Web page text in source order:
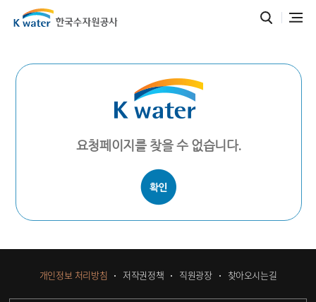
요청페이지를 찾을 수 없습니다.
개인정보 처리방침 저작권정책 직원광장 찾아오시는길